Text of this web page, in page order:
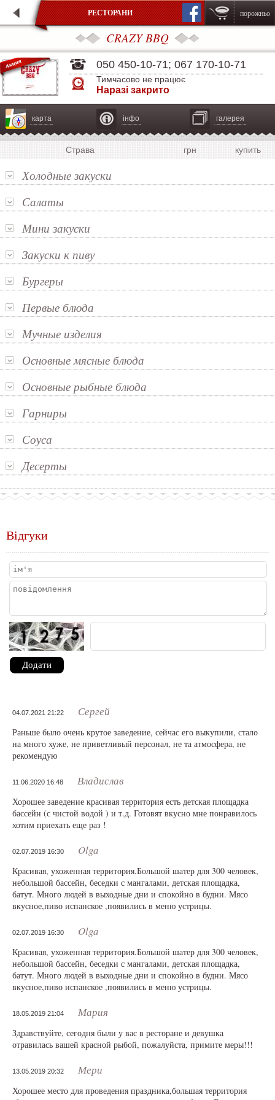
РЕСТОРАНИ порожньо
CRAZY BBQ
050 450-10-71; 067 170-10-71
Тимчасово не працює
Наразі закрито
карта інфо галерея
Страва грн купить
Холодные закуски
Салаты
Мини закуски
Закуски к пиву
Бургеры
Первые блюда
Мучные изделия
Основные мясные блюда
Основные рыбные блюда
Гарниры
Соуса
Десерты
Відгуки
Додати
04.07.2021 21:22 Сергей
Раньше было очень крутое заведение, сейчас его выкупили, стало
на много хуже, не приветливый персонал, не та атмосфера, не
рекомендую
11.06.2020 16:48 Владислав
Хорошее заведение красивая территория есть детская площадка
бассейн (с чистой водой ) и т.д. Готовят вкусно мне понравилось
хотим приехать еще раз !
02.07.2019 16:30 Olga
Красивая, ухоженная территория.Большой шатер для 300 человек,
небольшой бассейн, беседки с мангалами, детская площадка,
батут. Много людей в выходные дни и спокойно в будни. Мясо
вкусное,пиво испанское ,появились в меню устрицы.
02.07.2019 16:30 Olga
Красивая, ухоженная территория.Большой шатер для 300 человек,
небольшой бассейн, беседки с мангалами, детская площадка,
батут. Много людей в выходные дни и спокойно в будни. Мясо
вкусное,пиво испанское ,появились в меню устрицы.
18.05.2019 21:04 Мария
Здравствуйте, сегодня были у вас в ресторане и девушка
отравилась вашей красной рыбой, пожалуйста, примите меры!!!
13.05.2019 20:32 Мери
Хорошее место для проведения праздника,большая территория